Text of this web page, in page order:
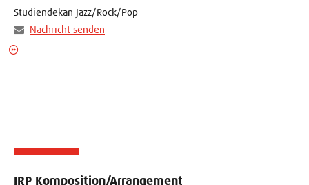
Studiendekan Jazz/Rock/Pop
Nachricht senden
JRP Komposition/Arrangement